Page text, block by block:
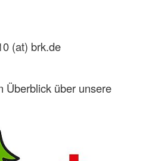
(at) brk.de
Überblick über unsere